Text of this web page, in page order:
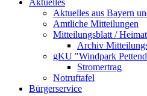
Aktuelles
Aktuelles aus Bayern
Amtliche Mitteilungen
Mitteilungsblatt /
Archiv
gKU "Windpark
Stromertrag
Notruftafel
Bürgerservice